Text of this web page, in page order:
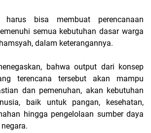
harus bisa membuat perencanaan
semua kebutuhan dasar warga
dalam keterangannya.
bahwa output dari konsep
terencana tersebut akan mampu
dan pemenuhan, akan kebutuhan
baik untuk pangan, kesehatan,
hingga pengelolaan sumber daya